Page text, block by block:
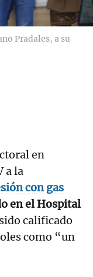
Pradales, a su
en
a la
con gas
en el Hospital
calificado
como “un